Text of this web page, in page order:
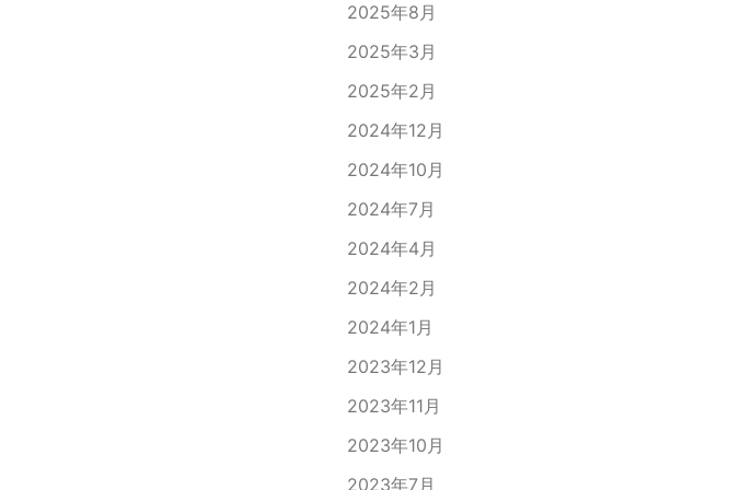
2025年8月
2025年3月
2025年2月
2024年12月
2024年10月
2024年7月
2024年4月
2024年2月
2024年1月
2023年12月
2023年11月
2023年10月
2023年7月